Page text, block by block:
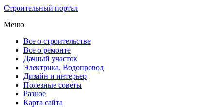
Строительный портал
Меню
Все о строительстве
Все о ремонте
Дачный участок
Электрика, Водопровод
Дизайн и интерьер
Полезные советы
Разное
Карта сайта